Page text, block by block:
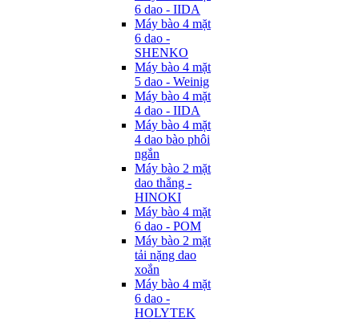
6 dao - IIDA
Máy bào 4 mặt
6 dao -
SHENKO
Máy bào 4 mặt
5 dao - Weinig
Máy bào 4 mặt
4 dao - IIDA
Máy bào 4 mặt
4 dao bào phôi
ngắn
Máy bào 2 mặt
dao thẳng -
HINOKI
Máy bào 4 mặt
6 dao - POM
Máy bào 2 mặt
tải nặng dao
xoắn
Máy bào 4 mặt
6 dao -
HOLYTEK